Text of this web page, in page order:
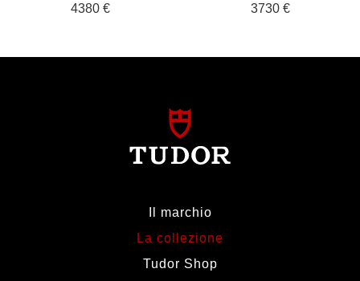
4380 € 3730 €
Il marchio
La collezione
Tudor Shop